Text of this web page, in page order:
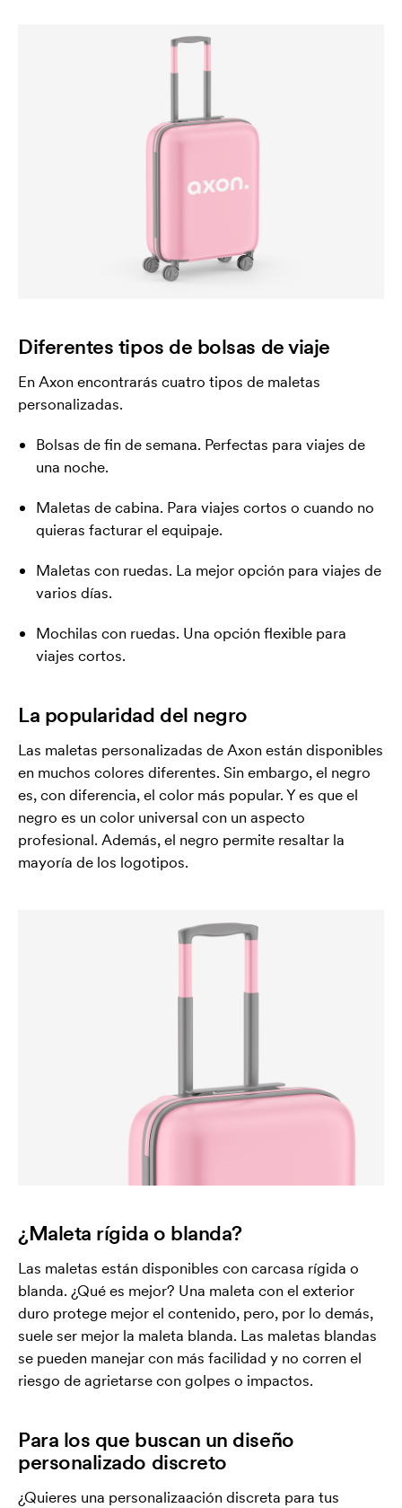
Diferentes tipos de bolsas de viaje
En Axon encontrarás cuatro tipos de maletas
personalizadas.
Bolsas de fin de semana. Perfectas para viajes de
una noche.
Maletas de cabina. Para viajes cortos o cuando no
quieras facturar el equipaje.
Maletas con ruedas. La mejor opción para viajes de
varios días.
Mochilas con ruedas. Una opción flexible para
viajes cortos.
La popularidad del negro
Las maletas personalizadas de Axon están disponibles
en muchos colores diferentes. Sin embargo, el negro
es, con diferencia, el color más popular. Y es que el
negro es un color universal con un aspecto
profesional. Además, el negro permite resaltar la
mayoría de los logotipos.
¿Maleta rígida o blanda?
Las maletas están disponibles con carcasa rígida o
blanda. ¿Qué es mejor? Una maleta con el exterior
duro protege mejor el contenido, pero, por lo demás,
suele ser mejor la maleta blanda. Las maletas blandas
se pueden manejar con más facilidad y no corren el
riesgo de agrietarse con golpes o impactos.
Para los que buscan un diseño
personalizado discreto
¿Quieres una personalizaación discreta para tus